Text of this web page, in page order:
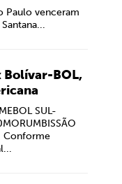
Paulo venceram
Bolívar-BOL,
SUL-
Conforme